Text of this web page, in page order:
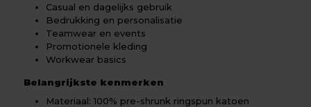
Casual en dagelijks gebruik
Bedrukking en personalisatie
Teamwear en events
Promotionele kleding
Workwear basics
Belangrijkste kenmerken
Materiaal: 100% pre-shrunk ringspun katoen